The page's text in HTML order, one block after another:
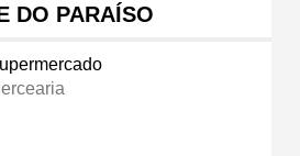
DO PARAÍSO